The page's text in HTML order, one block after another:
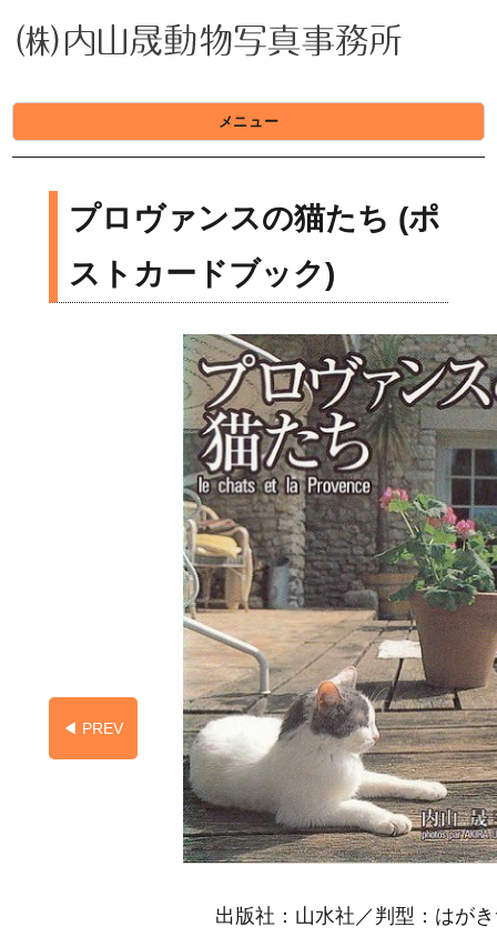
(株)内山晟動物写真事務所
メニュー
プロヴァンスの猫たち (ポ
ストカードブック)
◀︎ PREV
出版社：山水社／判型：はが